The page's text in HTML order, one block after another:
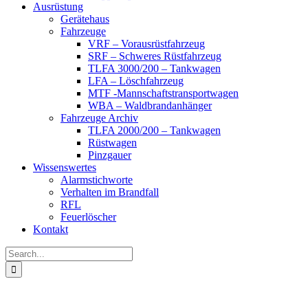
Ausrüstung
Gerätehaus
Fahrzeuge
VRF – Vorausrüstfahrzeug
SRF – Schweres Rüstfahrzeug
TLFA 3000/200 – Tankwagen
LFA – Löschfahrzeug
MTF -Mannschaftstransportwagen
WBA – Waldbrandanhänger
Fahrzeuge Archiv
TLFA 2000/200 – Tankwagen
Rüstwagen
Pinzgauer
Wissenswertes
Alarmstichworte
Verhalten im Brandfall
RFL
Feuerlöscher
Kontakt
Search
for: